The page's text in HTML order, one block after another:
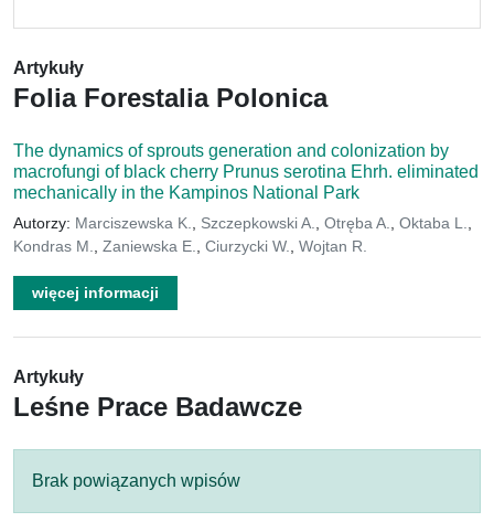
Artykuły
Folia Forestalia Polonica
The dynamics of sprouts generation and colonization by
macrofungi of black cherry Prunus serotina Ehrh. eliminated
mechanically in the Kampinos National Park
Autorzy: Marciszewska K. Szczepkowski A. Otręba A. Oktaba L.
Kondras M.
Zaniewska E. Ciurzycki W. Wojtan R.
więcej informacji
Artykuły
Leśne Prace Badawcze
Brak powiązanych wpisów